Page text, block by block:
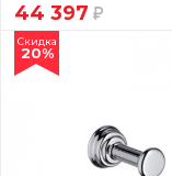
44 397
Скидка
20%